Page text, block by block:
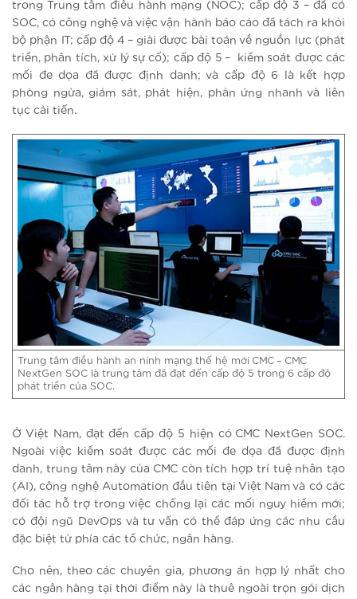
trong Trung tâm điều hành mạng (NOC); cấp độ 3 – đã có
SOC, có công nghệ và việc vận hành báo cáo đã tách ra khỏi
bộ phận IT; cấp độ 4 – giải được bài toán về nguồn lực (phát
triển, phân tích, xử lý sự cố); cấp độ 5 – kiểm soát được các
mối đe dọa đã được định danh; và cấp độ 6 là kết hợp
phòng ngừa, giám sát, phát hiện, phản ứng nhanh và liên
tục cải tiến.
Trung tâm điều hành an ninh mạng thế hệ mới CMC – CMC
NextGen SOC là trung tâm đã đạt đến cấp độ 5 trong 6 cấp độ
phát triển của SOC.
Ở Việt Nam, đạt đến cấp độ 5 hiện có CMC NextGen SOC.
Ngoài việc kiểm soát được các mối đe dọa đã được định
danh, trung tâm này của CMC còn tích hợp trí tuệ nhân tạo
(AI), công nghệ Automation đầu tiên tại Việt Nam và có các
đối tác hỗ trợ trong việc chống lại các mối nguy hiểm mới;
có đội ngũ DevOps và tư vấn có thể đáp ứng các nhu cầu
đặc biệt từ phía các tổ chức, ngân hàng.
Cho nên, theo các chuyên gia, phương án hợp lý nhất cho
các ngân hàng tại thời điểm này là thuê ngoài trọn gói dịch